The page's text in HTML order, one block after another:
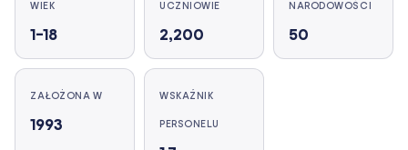
WIEK
1–18
UCZNIOWIE
2,200
NARODOWOŚCI
50
ZAŁOŻONA W
1993
WSKAŹNIK
PERSONELU